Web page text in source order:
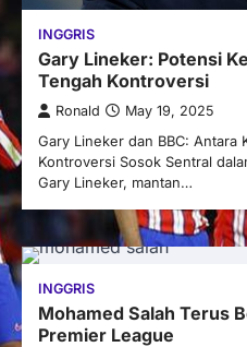
INGGRIS
Gary Lineker: Potensi
Tengah Kontroversi
Ronald May 19, 2025
Gary Lineker dan BBC: Antara
Kontroversi Sosok Sentral
Gary Lineker, mantan…
INGGRIS
Mohamed Salah Terus
Premier League